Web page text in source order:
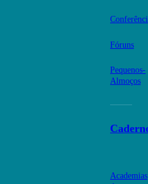
Fóruns
Pequenos-
Almoços
Academias